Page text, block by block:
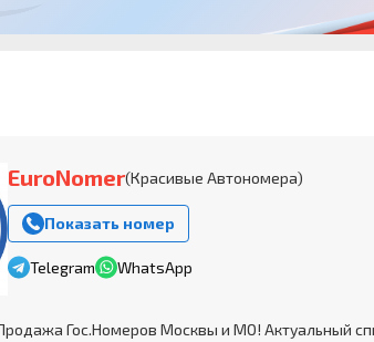
EuroNomer(Красивые Автономера)
Показать номер
Telegram WhatsApp
Гос.Номеров Москвы и МО! Актуальный